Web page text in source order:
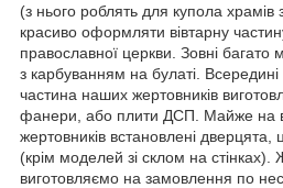
(з нього роблять для купола храмів
красиво оформляти вівтарну
православної церкви. Зовні багато
з карбуванням на булаті. Всередині
частина наших жертовників
фанери, або плити ДСП. Майже на
жертовників встановлені
(крім моделей зі склом на стінках).
виготовляємо на замовлення по